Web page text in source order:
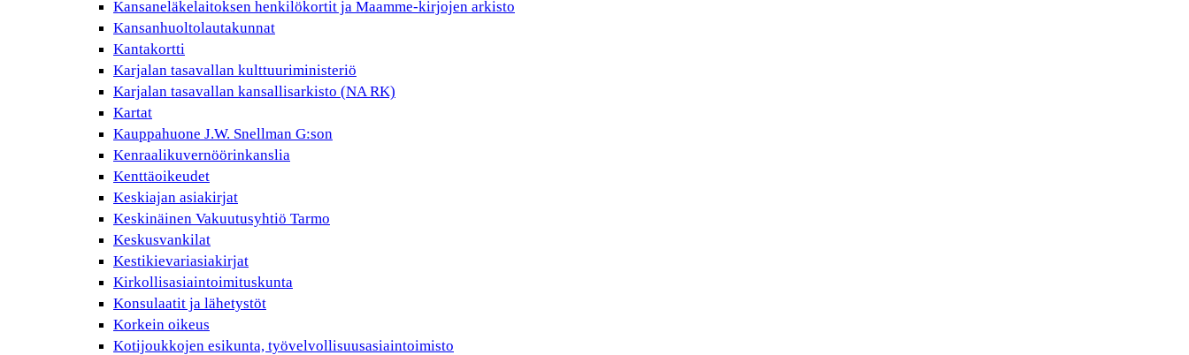
Kansaneläkelaitoksen henkilökortit ja Maamme-kirjojen arkisto
Kansanhuoltolautakunnat
Kantakortti
Karjalan tasavallan kulttuuriministeriö
Karjalan tasavallan kansallisarkisto (NA RK)
Kartat
Kauppahuone J.W. Snellman G:son
Kenraalikuvernöörinkanslia
Kenttäoikeudet
Keskiajan asiakirjat
Keskinäinen Vakuutusyhtiö Tarmo
Keskusvankilat
Kestikievariasiakirjat
Kirkollisasiaintoimituskunta
Konsulaatit ja lähetystöt
Korkein oikeus
Kotijoukkojen esikunta, työvelvollisuusasiaintoimisto